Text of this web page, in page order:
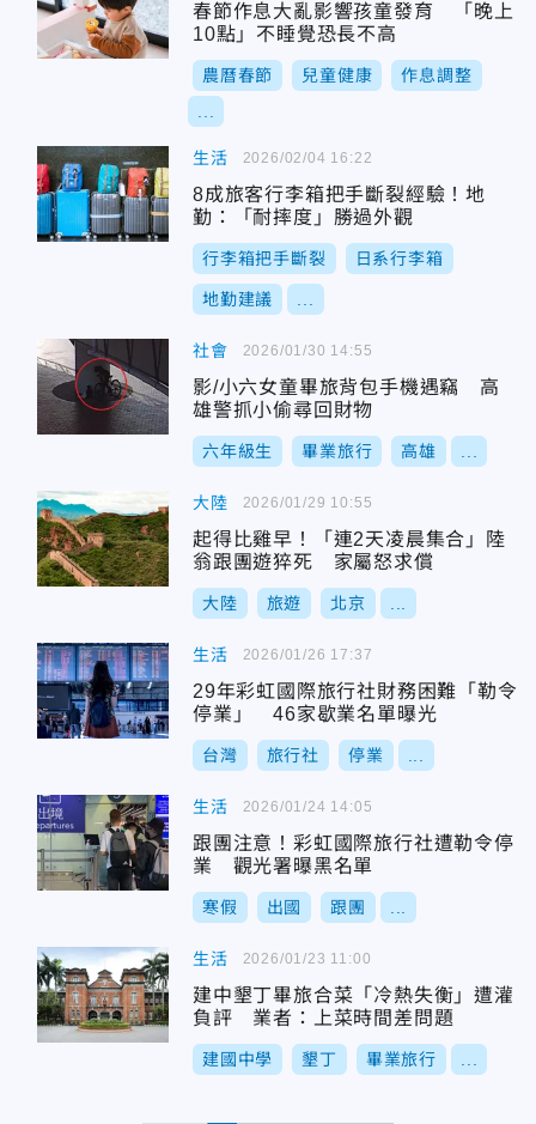
春節作息大亂影響孩童發育 「晚上
10點」不睡覺恐長不高
農曆春節 兒童健康 作息調整
生活
8成旅客行李箱把手斷裂經驗！地
勤：「耐摔度」勝過外觀
行李箱把手斷裂 日系行李箱
地勤建議
2026/02/04 16:22
社會
影/小六女童畢旅背包手機遇竊 高
雄警抓小偷尋回財物
六年級生 畢業旅行 高雄
2026/01/30 14:55
大陸
起得比雞早！「連2天凌晨集合」陸
翁跟團遊猝死 家屬怒求償
大陸 旅遊 北京
2026/01/29 10:55
生活
29年彩虹國際旅行社財務困難「勒令
停業」 46家歇業名單曝光
台灣 旅行社 停業
2026/01/26 17:37
生活
跟團注意！彩虹國際旅行社遭勒令停
業 觀光署曝黑名單
寒假 出國 跟團
2026/01/24 14:05
生活
建中墾丁畢旅合菜「冷熱失衡」遭灌
負評 業者：上菜時間差問題
建國中學 墾丁 畢業旅行
2026/01/23 11:00